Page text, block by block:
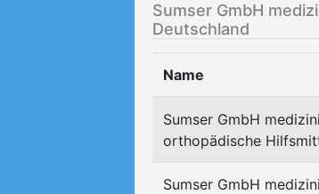
Sumser GmbH
Deutschland
Name
Sumser GmbH
orthopädische
Sumser GmbH